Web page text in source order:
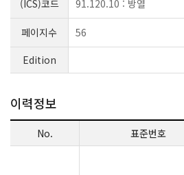
(ICS)코드
91.120.10 : 방열
페이지수
56
Edition
이력정보
No. 표준번호